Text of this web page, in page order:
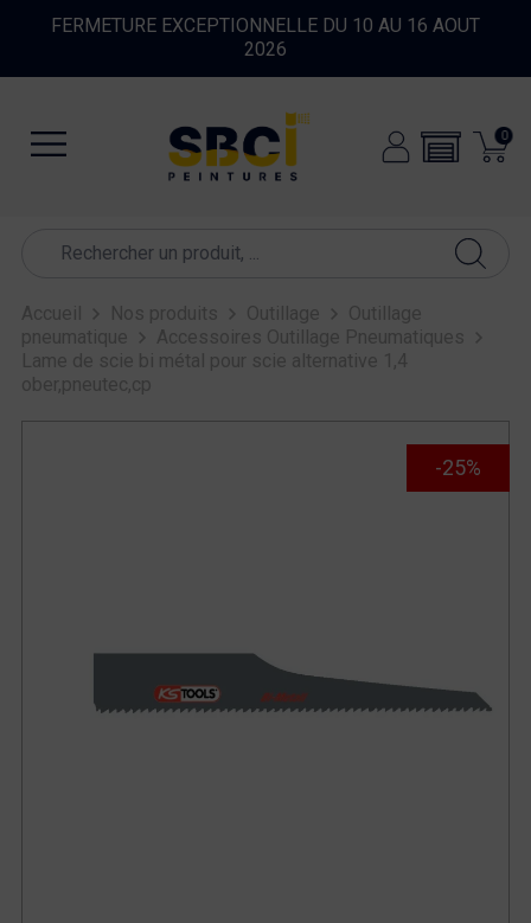
FERMETURE EXCEPTIONNELLE DU 10 AU 16 AOUT
2026
0
Accueil Nos produits Outillage
Outillage
pneumatique
Accessoires Outillage Pneumatiques
Lame de scie bi métal pour scie alternative 1,4
ober,pneutec,cp
-25%